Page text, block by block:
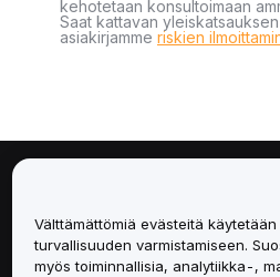
kehotetaan konsultoimaan
Saat kattavan
asiakirjamme riskien
Palvelut
Välttämättömiä evästeitä
turvallisuuden varmistamiseen.
myös toiminnallisia, analytiikka-,